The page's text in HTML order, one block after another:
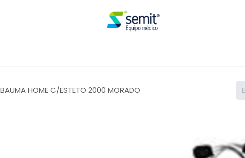
BAUMA HOME C/ESTETO 2000 MORADO